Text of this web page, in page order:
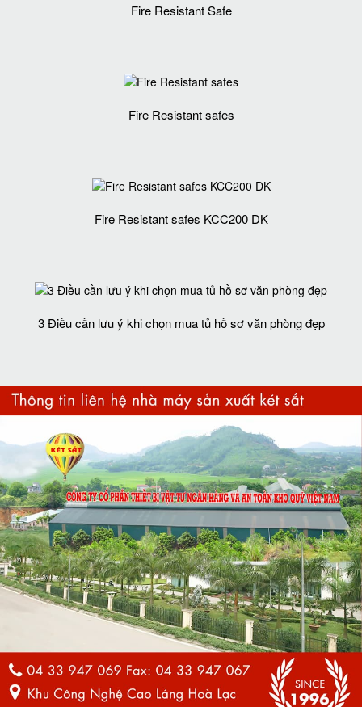
Fire Resistant Safe
Fire Resistant safes
Fire Resistant safes KCC200 DK
3 Điều cần lưu ý khi chọn mua tủ hồ sơ văn phòng đẹp